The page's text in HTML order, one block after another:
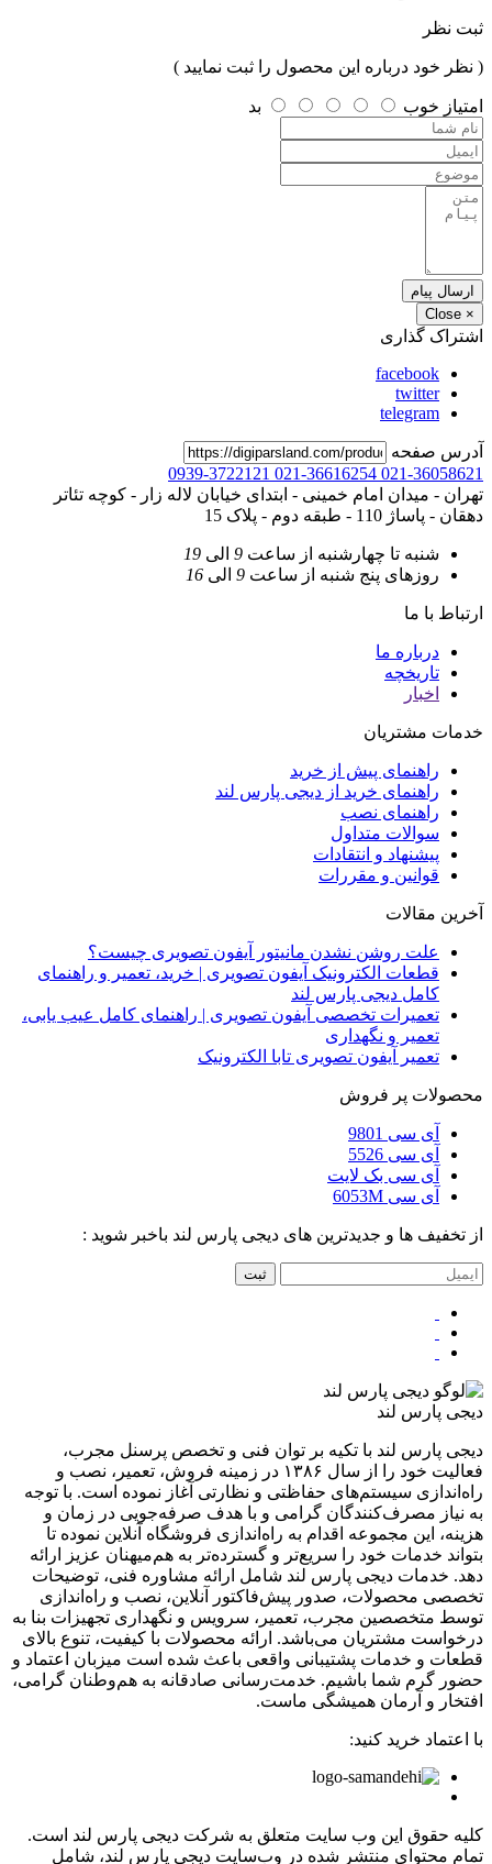
ثبت نظر
( نظر خود درباره این محصول را ثبت نمایید )
امتیاز خوب بد
ارسال پیام
×
Close
اشتراک گذاری
facebook
twitter
telegram
آدرس صفحه
021-36058621
021-36616254
0939-3722121
تهران - میدان امام خمینی - ابتدای خیابان لاله زار - کوچه تئاتر
دهقان - پاساژ 110 - طبقه دوم - پلاک 15
شنبه تا چهارشنبه از ساعت 9 الی 19
روزهای پنج شنبه از ساعت 9 الی 16
ارتباط با ما
درباره ما
تاریخچه
اخبار
خدمات مشتریان
راهنمای پیش از خرید
راهنمای خرید از دیجی پارس لند
راهنمای نصب
سوالات متداول
پیشنهاد و انتقادات
قوانین و مقررات
آخرین مقالات
علت روشن نشدن مانیتور آیفون تصویری چیست؟
قطعات الکترونیک آیفون تصویری | خرید، تعمیر و راهنمای
کامل دیجی پارس لند
تعمیرات تخصصی آیفون تصویری | راهنمای کامل عیب یابی،
تعمیر و نگهداری
تعمیر آیفون تصویری تابا الکترونیک
محصولات پر فروش
آی سی 9801
آی سی 5526
آی سی بک لایت
آی سی 6053M
از تخفیف ها و جدیدترین های دیجی پارس لند باخبر شوید :
ثبت
دیجی پارس لند
دیجی پارس لند با تکیه بر توان فنی و تخصص پرسنل مجرب،
فعالیت خود را از سال ۱۳۸۶ در زمینه فروش، تعمیر، نصب و
راه‌اندازی سیستم‌های حفاظتی و نظارتی آغاز نموده است. با توجه
به نیاز مصرف‌کنندگان گرامی و با هدف صرفه‌جویی در زمان و
هزینه، این مجموعه اقدام به راه‌اندازی فروشگاه آنلاین نموده تا
بتواند خدمات خود را سریع‌تر و گسترده‌تر به هم‌میهنان عزیز ارائه
دهد. خدمات دیجی پارس لند شامل ارائه مشاوره فنی، توضیحات
تخصصی محصولات، صدور پیش‌فاکتور آنلاین، نصب و راه‌اندازی
توسط متخصصین مجرب، تعمیر، سرویس و نگهداری تجهیزات بنا به
درخواست مشتریان می‌باشد. ارائه محصولات با کیفیت، تنوع بالای
قطعات و خدمات پشتیبانی واقعی باعث شده است میزبان اعتماد و
حضور گرم شما باشیم. خدمت‌رسانی صادقانه به هم‌وطنان گرامی،
افتخار و آرمان همیشگی ماست.
با اعتماد خرید کنید:
کلیه حقوق این وب سایت متعلق به شرکت دیجی پارس لند است.
تمام محتوای منتشر شده در وب‌سایت دیجی پارس لند، شامل